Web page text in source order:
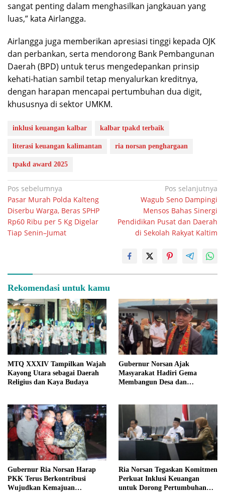
sangat penting dalam menghasilkan jangkauan yang
luas,” kata Airlangga.
Airlangga juga memberikan apresiasi tinggi kepada OJK
dan perbankan, serta mendorong Bank Pembangunan
Daerah (BPD) untuk terus mengedepankan prinsip
kehati-hatian sambil tetap menyalurkan kreditnya,
dengan harapan mencapai pertumbuhan dua digit,
khususnya di sektor UMKM.
inklusi keuangan kalbar kalbar tpakd terbaik
literasi keuangan kalimantan ria norsan penghargaan
tpakd award 2025
Navigasi
pos
Pos sebelumnya
Pasar Murah Polda Kalteng
Diserbu Warga, Beras SPHP
Rp60 Ribu per 5 Kg Digelar
Tiap Senin–Jumat
Pos selanjutnya
Wagub Seno Dampingi
Mensos Bahas Sinergi
Pendidikan Pusat dan Daerah
di Sekolah Rakyat Kaltim
Rekomendasi untuk kamu
MTQ XXXIV Tampilkan Wajah
Kayong Utara sebagai Daerah
Religius dan Kaya Budaya
Gubernur Norsan Ajak
Masyarakat Hadiri Gema
Membangun Desa dan
Gubernur Ria Norsan Harap
PKK Terus Berkontribusi
Wujudkan Kemajuan
Ria Norsan Tegaskan Komitmen
Perkuat Inklusi Keuangan
untuk Dorong Pertumbuhan